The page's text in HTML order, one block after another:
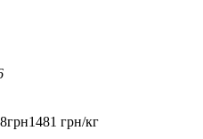
грн1481 грн/кг